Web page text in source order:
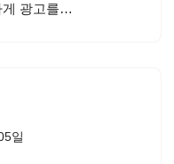
게 광고를…
일